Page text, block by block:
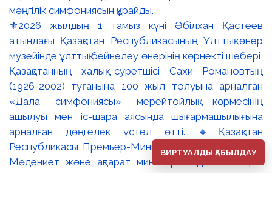
⚜️2026 жылдың 1 тамыз күні Әбілхан Қастеев
атындағы Қазақстан Республикасының Ұлттық өнер
музейінде ұлттық бейнелеу өнерінің көрнекті шебері,
Қазақстанның халық суретшісі Сахи Романовтың
(1926-2002) туғанына 100 жыл толуына арналған
«Дала симфониясы» мерейтойлық көрмесінің
ашылуы мен іс-шара аясында шығармашылығына
арналған дөңгелек үстел өтті. 🔹Қазақстан
Республикасы Премьер-Министрінің орынбасары –
Мәдениет және ақпарат министрі Аида Ғалымқызы
ВИРТУАЛДЫ ҚАБЫЛДАУ